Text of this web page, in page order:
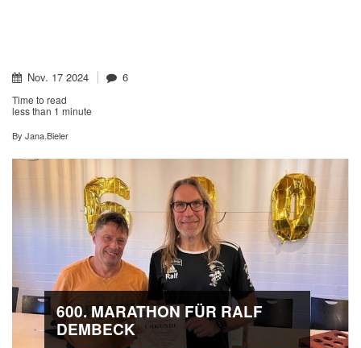
Nov. 17 2024 6
Time to read
less than 1 minute
By Jana.Bieler
600. MARATHON FÜR RALF
DEMBECK